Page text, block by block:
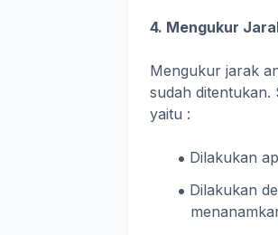
4. Mengukur
Mengukur jarak
sudah ditentukan.
yaitu :
Dilakukan
Dilakukan